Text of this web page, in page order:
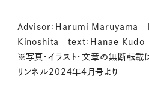
Advisor：Harumi Maruyama
Kinoshita text：Hanae Kudo
※写真・イラスト・文章の無断転載
リンネル2024年4月号より